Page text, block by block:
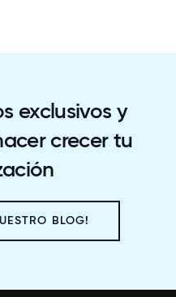
exclusivos y
crecer tu
BLOG!